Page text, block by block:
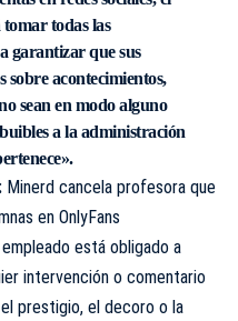
todas las
garantizar que sus
sobre acontecimientos,
sean en modo alguno
a la administración
Minerd cancela profesora que
en OnlyFans
está obligado a
intervención o comentario
prestigio, el decoro o la